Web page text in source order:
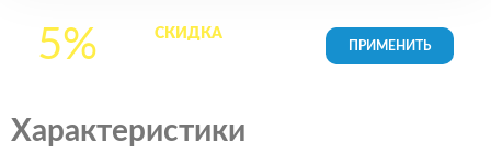
5% СКИДКАна все
Характеристики